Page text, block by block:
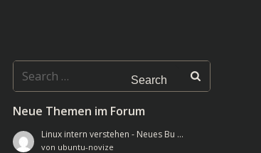
Search
for:
Neue Themen im Forum
Linux intern verstehen - Neues Bu …
von ubuntu-novize